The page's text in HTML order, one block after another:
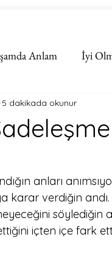
Anlam İyi
5 dakikada okunur
anları
karar verdiğin
söylediğin
içten içe fark